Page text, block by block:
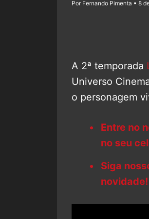
Por Fernando Pimenta • 8
A 2ª temporada
Universo
o personagem
Entre no
no seu
Siga
novidade!